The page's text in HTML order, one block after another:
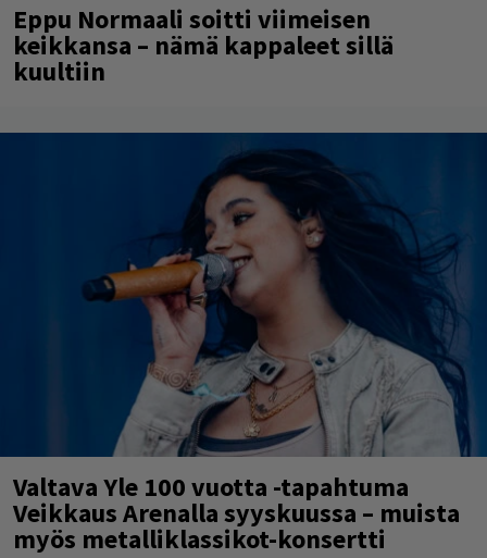
Eppu Normaali soitti viimeisen
keikkansa – nämä kappaleet sillä
kuultiin
Valtava Yle 100 vuotta -tapahtuma
Veikkaus Arenalla syyskuussa – muista
myös metalliklassikot-konsertti